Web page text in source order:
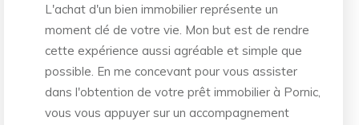
L'achat d'un bien immobilier représente un
moment clé de votre vie. Mon but est de rendre
cette expérience aussi agréable et simple que
possible. En me concevant pour vous assister
dans l'obtention de votre prêt immobilier à Pornic,
vous vous appuyer sur un accompagnement